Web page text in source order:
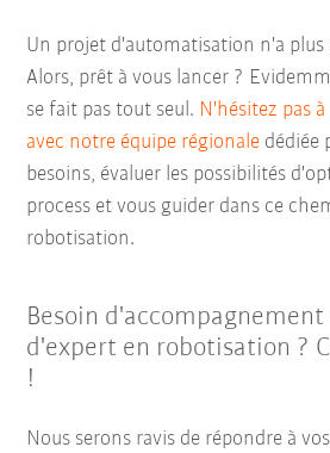
Un projet d'automatisation n'a plus
Alors, prêt à vous lancer ?
se fait pas tout seul. N'hésitez pas
avec notre équipe régionale dédiée
besoins, évaluer les possibilités
process et vous guider dans ce
robotisation.
Besoin
d'expert en robotisation ?
!
Nous serons ravis de répondre à